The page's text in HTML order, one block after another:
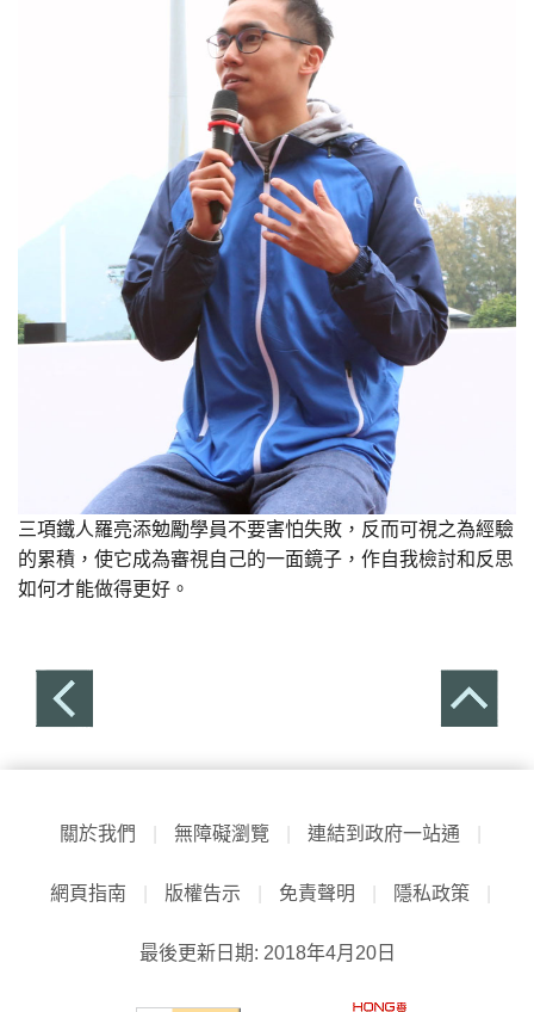
三項鐵人羅亮添勉勵學員不要害怕失敗，反而可視之為經驗
的累積，使它成為審視自己的一面鏡子，作自我檢討和反思
如何才能做得更好。
關於我們 無障礙瀏覽 連結到政府一站通
網頁指南 版權告示 免責聲明 隱私政策
最後更新日期: 2018年4月20日